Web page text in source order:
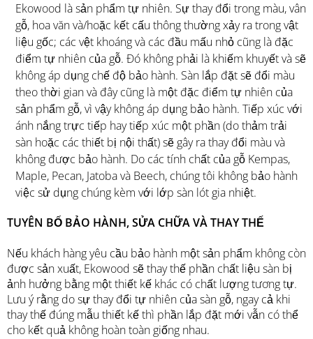
Ekowood là sản phẩm tự nhiên. Sự thay đổi trong màu, vân
gỗ, hoa văn và/hoặc kết cấu thông thường xảy ra trong vật
liệu gốc; các vệt khoáng và các đầu mấu nhỏ cũng là đặc
điểm tự nhiên của gỗ. Đó không phải là khiếm khuyết và sẽ
không áp dụng chế độ bảo hành. Sàn lắp đặt sẽ đổi màu
theo thời gian và đây cũng là một đặc điểm tự nhiên của
sản phẩm gỗ, vì vậy không áp dụng bảo hành. Tiếp xúc với
ánh nắng trực tiếp hay tiếp xúc một phần (do thảm trải
sàn hoặc các thiết bị nội thất) sẽ gây ra thay đổi màu và
không được bảo hành. Do các tính chất của gỗ Kempas,
Maple, Pecan, Jatoba và Beech, chúng tôi không bảo hành
việc sử dụng chúng kèm với lớp sàn lót gia nhiệt.
TUYÊN BỐ BẢO HÀNH, SỬA CHỮA VÀ THAY THẾ
Nếu khách hàng yêu cầu bảo hành một sản phẩm không còn
được sản xuất, Ekowood sẽ thay thế phần chất liệu sàn bị
ảnh hưởng bằng một thiết kế khác có chất lượng tương tự.
Lưu ý rằng do sự thay đổi tự nhiên của sàn gỗ, ngay cả khi
thay thế đúng mẫu thiết kế thì phần lắp đặt mới vẫn có thể
cho kết quả không hoàn toàn giống nhau.